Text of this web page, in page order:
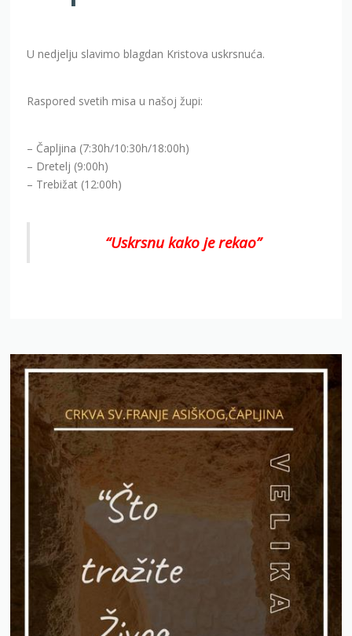
U nedjelju slavimo blagdan Kristova uskrsnuća.
Raspored svetih misa u našoj župi:
– Čapljina (7:30h/10:30h/18:00h)
– Dretelj (9:00h)
– Trebižat (12:00h)
“Uskrsnu kako je rekao”